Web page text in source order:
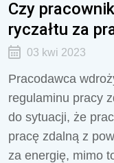
Czy
ryczałtu za
03 kwi 2023
Pracodawca
regulaminu pracy
do sytuacji, że
pracę zdalną z
za energię, mimo